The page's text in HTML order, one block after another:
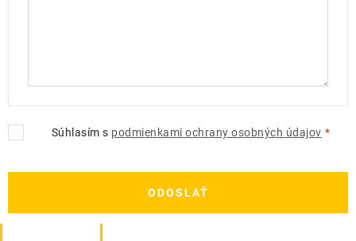
Súhlasím s podmienkami ochrany osobných údajov
ODOSLAŤ